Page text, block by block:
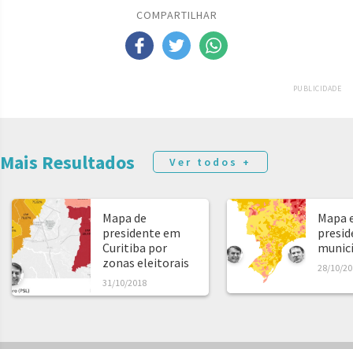
COMPARTILHAR
PUBLICIDADE
Mais Resultados Ver todos +
Mapa de
presidente em
Curitiba por
zonas eleitorais
31/10/2018
Mapa
28/10/